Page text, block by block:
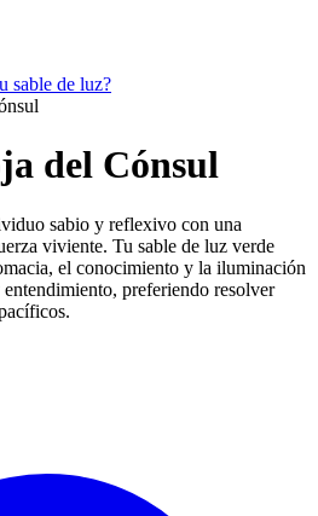
sable de luz?
del Cónsul
sabio y reflexivo con una
viviente. Tu sable de luz verde
el conocimiento y la iluminación
preferiendo resolver